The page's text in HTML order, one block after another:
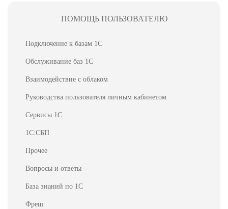
ПОМОЩЬ ПОЛЬЗОВАТЕЛЮ
Подключение к базам 1С
Обслуживание баз 1С
Взаимодействие с облаком
Руководства пользователя личным кабинетом
Сервисы 1С
1С:СБП
Прочее
Вопросы и ответы
База знаний по 1С
Фреш